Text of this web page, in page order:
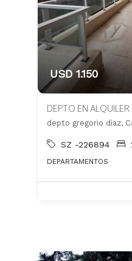
USD 1.150
depto gregorio diaz,
SZ -226894
DEPARTAMENTOS